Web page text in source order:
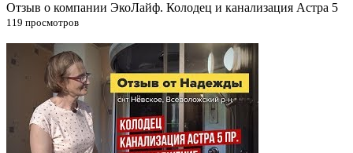
Отзыв о компании ЭкоЛайф. Колодец и канализация Астра 5
119 просмотров